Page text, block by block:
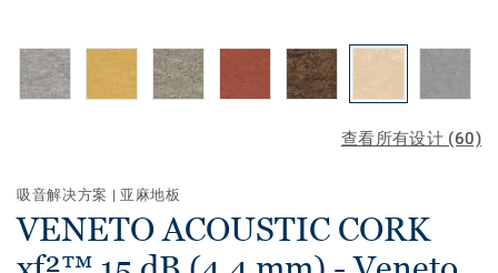
查看所有设计 (60)
吸音解决方案 | 亚麻地板
VENETO ACOUSTIC CORK